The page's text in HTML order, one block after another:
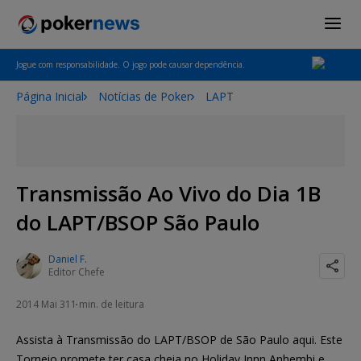
Jogue com responsabilidade. O jogo pode causar dependência.
Página Inicial Notícias de Poker LAPT
Transmissão Ao Vivo do Dia 1B
do LAPT/BSOP São Paulo
Daniel F.
Editor Chefe
2014 Mai 31 1 min. de leitura
Assista à Transmissão do LAPT/BSOP de São Paulo aqui. Este